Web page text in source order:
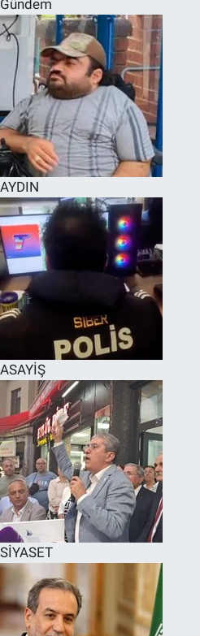
Gündem
AYDIN
ASAYİŞ
SİYASET
SPOR
RESMİ İLANLAR